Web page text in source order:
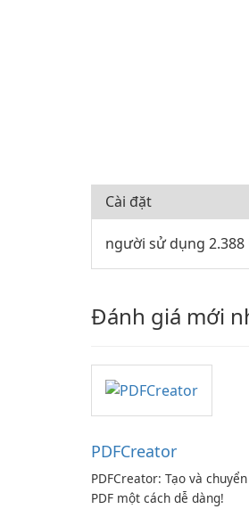
Cài đặt
người sử dụng 2.388
Đánh giá mới
PDFCreator
PDFCreator: Tạo và
PDF một cách dễ dàng!